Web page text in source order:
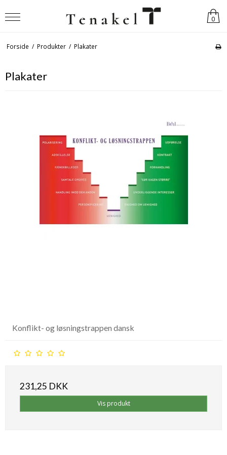
0
Forside / Produkter / Plakater
Plakater
Konflikt- og løsningstrappen dansk
231,25 DKK
Vis produkt